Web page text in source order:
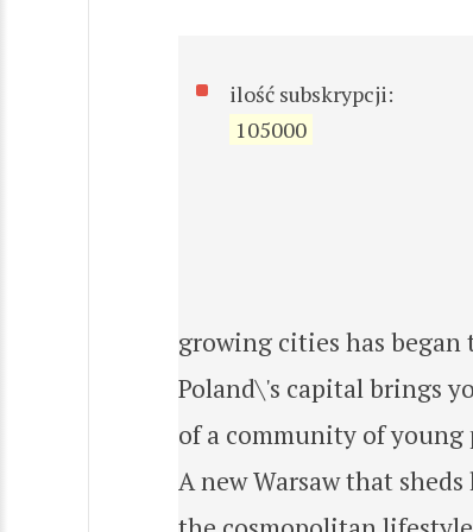
ilość subskrypcji:
105000
growing cities has
Poland\'s capital brings
of a community of young
A new Warsaw that